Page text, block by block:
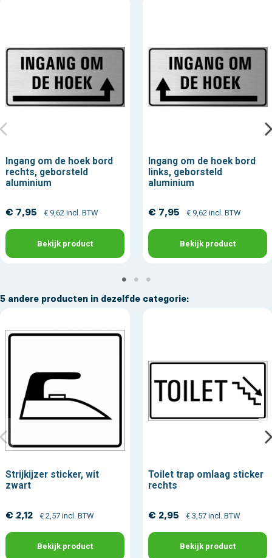
Ingang om de hoek bord
rechts, geborsteld
aluminium
€ 7,95 € 9,62 incl. BTW
Bekijk product
Ingang om de hoek bord
links, geborsteld
aluminium
€ 7,95 € 9,62 incl. BTW
Bekijk product
5 andere producten in dezelfde categorie:
Strijkijzer sticker, wit
zwart
€ 2,12 € 2,57 incl. BTW
Bekijk product
Toilet trap omlaag sticker
rechts
€ 2,95 € 3,57 incl. BTW
Bekijk product